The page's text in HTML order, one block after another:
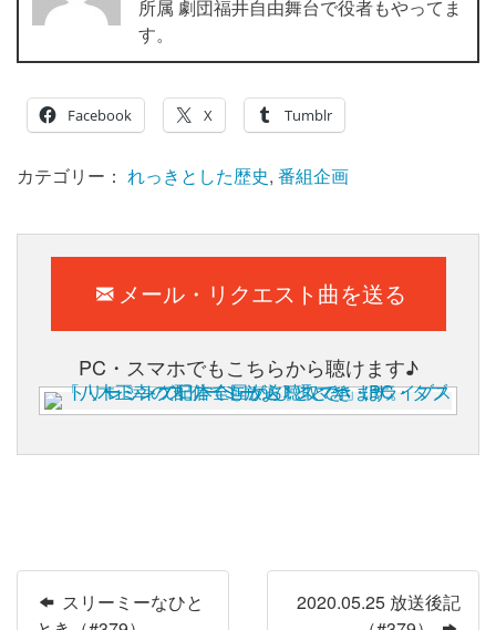
所属 劇団福井自由舞台で役者もやってま
す。
Facebook X Tumblr
カテゴリー： れっきとした歴史, 番組企画
メール・リクエスト曲を送る
PC・スマホでもこちらから聴けます♪
スリーミーなひと
2020.05.25 放送後記